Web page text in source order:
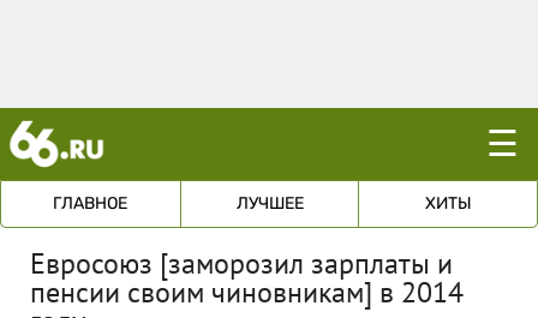
☰
ГЛАВНОЕ ЛУЧШЕЕ ХИТЫ
Евросоюз [заморозил зарплаты и
пенсии своим чиновникам] в 2014